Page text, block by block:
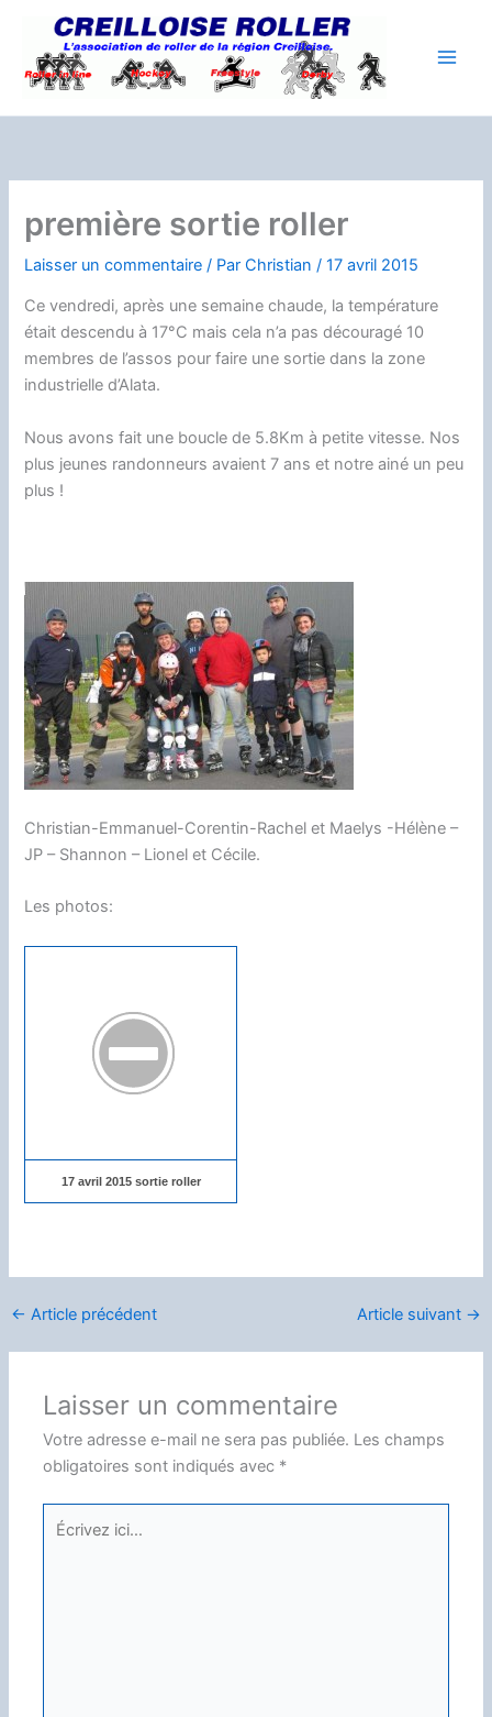
contenu
première sortie roller
Laisser un commentaire / ParChristian/17 avril 2015
Ce vendredi, après une semaine chaude, la température
était descendu à 17°C mais cela n’a pas découragé 10
membres de l’assos pour faire une sortie dans la zone
industrielle d’Alata.
Nous avons fait une boucle de 5.8Km à petite vitesse. Nos
plus jeunes randonneurs avaient 7 ans et notre ainé un peu
plus !
Christian-Emmanuel-Corentin-Rachel et Maelys -Hélène –
JP – Shannon – Lionel et Cécile.
Les photos:
17 avril 2015 sortie roller
← Article précédent Article suivant →
Laisser un commentaire
Votre adresse e-mail ne sera pas publiée. Les champs
obligatoires sont indiqués avec *
Écrivez
ici…